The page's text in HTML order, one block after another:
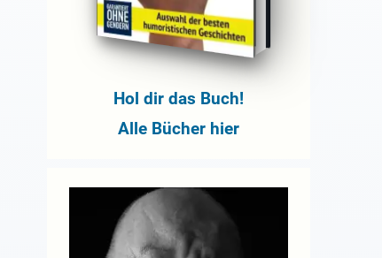
Hol dir das Buch!
Alle Bücher hier